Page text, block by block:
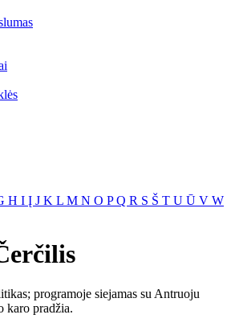
H I Į J K L M N O PQ R S Š T U Ū V W
programoje siejamas su Antruoju
karo pradžia.